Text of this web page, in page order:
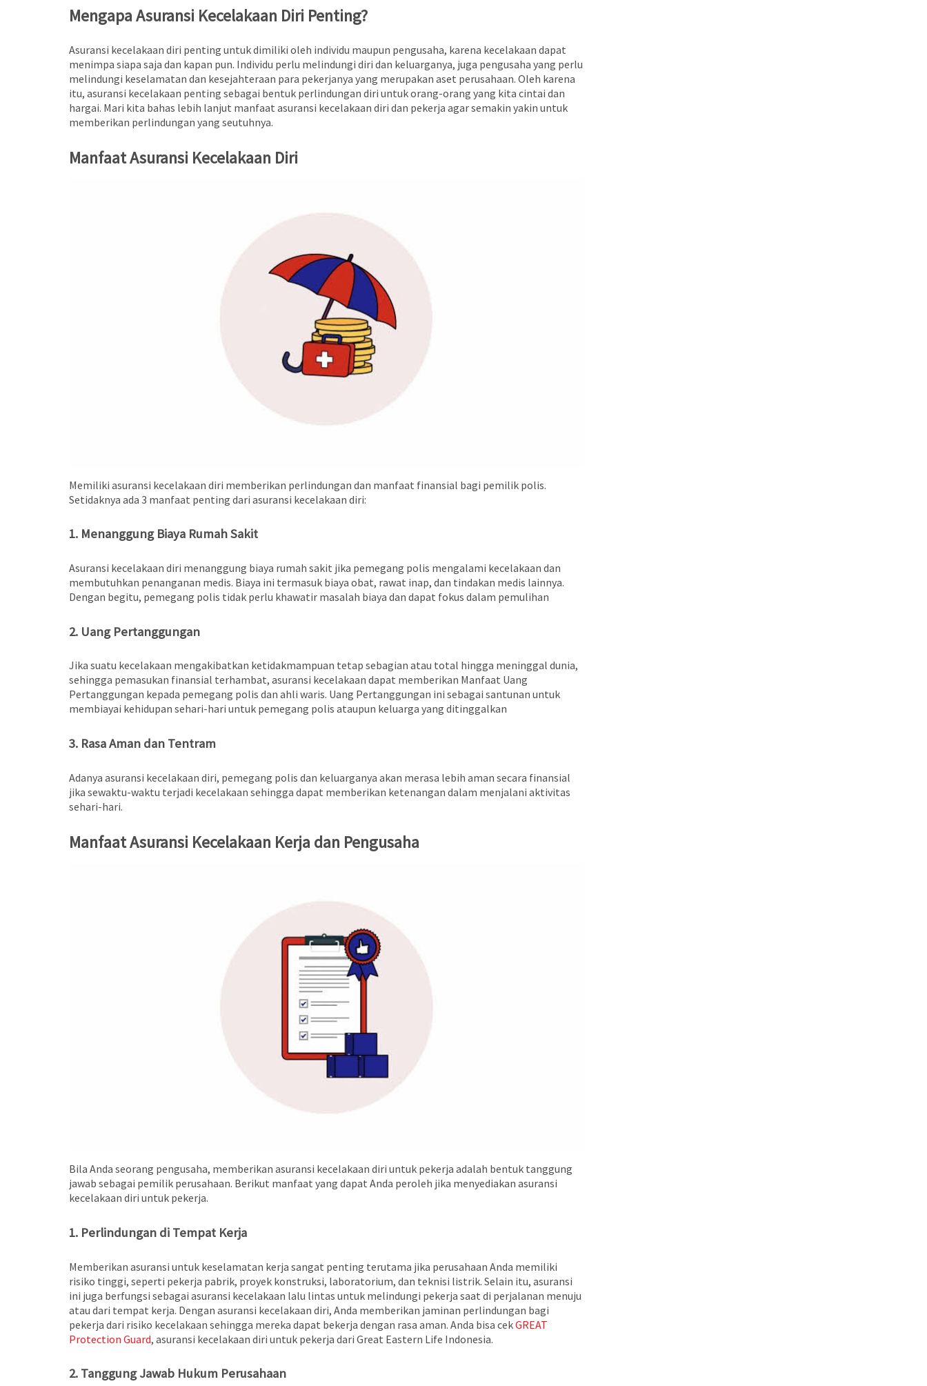
Mengapa Asuransi Kecelakaan Diri Penting?
Asuransi kecelakaan diri penting untuk dimiliki oleh individu maupun pengusaha, karena kecelakaan dapat
menimpa siapa saja dan kapan pun. Individu perlu melindungi diri dan keluarganya, juga pengusaha yang perlu
melindungi keselamatan dan kesejahteraan para pekerjanya yang merupakan aset perusahaan. Oleh karena
itu, asuransi kecelakaan penting sebagai bentuk perlindungan diri untuk orang-orang yang kita cintai dan
hargai. Mari kita bahas lebih lanjut manfaat asuransi kecelakaan diri dan pekerja agar semakin yakin untuk
memberikan perlindungan yang seutuhnya.
Manfaat Asuransi Kecelakaan Diri
Memiliki asuransi kecelakaan diri memberikan perlindungan dan manfaat finansial bagi pemilik polis.
Setidaknya ada 3 manfaat penting dari asuransi kecelakaan diri:
1. Menanggung Biaya Rumah Sakit
Asuransi kecelakaan diri menanggung biaya rumah sakit jika pemegang polis mengalami kecelakaan dan
membutuhkan penanganan medis. Biaya ini termasuk biaya obat, rawat inap, dan tindakan medis lainnya.
Dengan begitu, pemegang polis tidak perlu khawatir masalah biaya dan dapat fokus dalam pemulihan
2. Uang Pertanggungan
Jika suatu kecelakaan mengakibatkan ketidakmampuan tetap sebagian atau total hingga meninggal dunia,
sehingga pemasukan finansial terhambat, asuransi kecelakaan dapat memberikan Manfaat Uang
Pertanggungan kepada pemegang polis dan ahli waris. Uang Pertanggungan ini sebagai santunan untuk
membiayai kehidupan sehari-hari untuk pemegang polis ataupun keluarga yang ditinggalkan
3. Rasa Aman dan Tentram
Adanya asuransi kecelakaan diri, pemegang polis dan keluarganya akan merasa lebih aman secara finansial
jika sewaktu-waktu terjadi kecelakaan sehingga dapat memberikan ketenangan dalam menjalani aktivitas
sehari-hari.
Manfaat Asuransi Kecelakaan Kerja dan Pengusaha
Bila Anda seorang pengusaha, memberikan asuransi kecelakaan diri untuk pekerja adalah bentuk tanggung
jawab sebagai pemilik perusahaan. Berikut manfaat yang dapat Anda peroleh jika menyediakan asuransi
kecelakaan diri untuk pekerja.
1. Perlindungan di Tempat Kerja
Memberikan asuransi untuk keselamatan kerja sangat penting terutama jika perusahaan Anda memiliki
risiko tinggi, seperti pekerja pabrik, proyek konstruksi, laboratorium, dan teknisi listrik. Selain itu, asuransi
ini juga berfungsi sebagai asuransi kecelakaan lalu lintas untuk melindungi pekerja saat di perjalanan menuju
atau dari tempat kerja. Dengan asuransi kecelakaan diri, Anda memberikan jaminan perlindungan bagi
pekerja dari risiko kecelakaan sehingga mereka dapat bekerja dengan rasa aman. Anda bisa cekGREAT
Protection Guard, asuransi kecelakaan diri untuk pekerja dari Great Eastern Life Indonesia.
2. Tanggung Jawab Hukum Perusahaan